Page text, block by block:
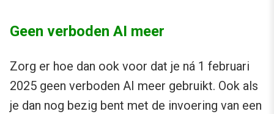
Geen verboden AI meer
Zorg er hoe dan ook voor dat je ná 1 februari
2025 geen verboden AI meer gebruikt. Ook als
je dan nog bezig bent met de invoering van een